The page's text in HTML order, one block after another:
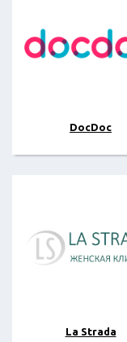
DocDoc
La Strada